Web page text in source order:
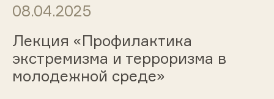
08.04.2025
Лекция «Профилактика
экстремизма и терроризма в
молодежной среде»